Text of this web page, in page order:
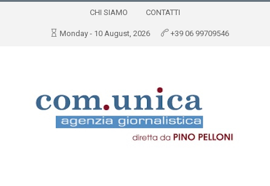
CHI SIAMO CONTATTI
Monday - 10 August, 2026 +39 06 99709546